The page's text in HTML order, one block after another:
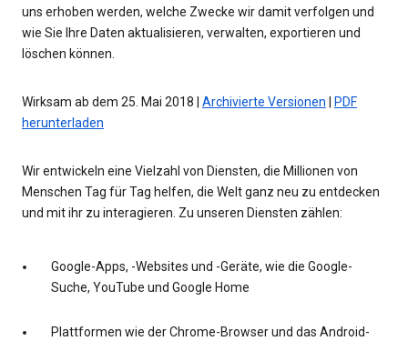
uns erhoben werden, welche Zwecke wir damit verfolgen und
wie Sie Ihre Daten aktualisieren, verwalten, exportieren und
löschen können.
Wirksam ab dem 25. Mai 2018 | Archivierte Versionen
PDF
herunterladen
Wir entwickeln eine Vielzahl von Diensten, die Millionen von
Menschen Tag für Tag helfen, die Welt ganz neu zu entdecken
und mit ihr zu interagieren. Zu unseren Diensten zählen:
Google-Apps, -Websites und -Geräte, wie die Google-
Suche, YouTube und Google Home
Plattformen wie der Chrome-Browser und das Android-